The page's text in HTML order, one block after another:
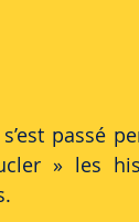
passé
» les